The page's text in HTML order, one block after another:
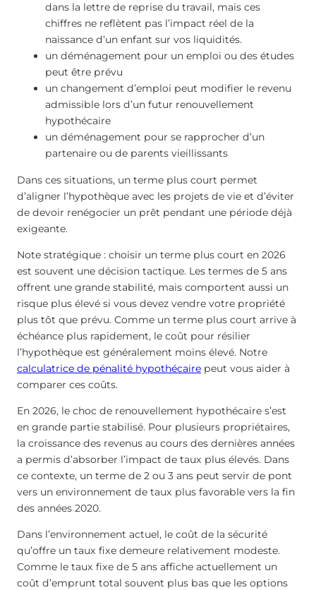
dans la lettre de reprise du travail, mais ces
chiffres ne reflètent pas l’impact réel de la
naissance d’un enfant sur vos liquidités.
un déménagement pour un emploi ou des études
peut être prévu
un changement d’emploi peut modifier le revenu
admissible lors d’un futur renouvellement
hypothécaire
un déménagement pour se rapprocher d’un
partenaire ou de parents vieillissants
Dans ces situations, un terme plus court permet
d’aligner l’hypothèque avec les projets de vie et d’éviter
de devoir renégocier un prêt pendant une période déjà
exigeante.
Note stratégique : choisir un terme plus court en 2026
est souvent une décision tactique. Les termes de 5 ans
offrent une grande stabilité, mais comportent aussi un
risque plus élevé si vous devez vendre votre propriété
plus tôt que prévu. Comme un terme plus court arrive à
échéance plus rapidement, le coût pour résilier
l’hypothèque est généralement moins élevé. Notre
calculatrice de pénalité hypothécaire peut vous aider à
comparer ces coûts.
En 2026, le choc de renouvellement hypothécaire s’est
en grande partie stabilisé. Pour plusieurs propriétaires,
la croissance des revenus au cours des dernières années
a permis d’absorber l’impact de taux plus élevés. Dans
ce contexte, un terme de 2 ou 3 ans peut servir de pont
vers un environnement de taux plus favorable vers la fin
des années 2020.
Dans l’environnement actuel, le coût de la sécurité
qu’offre un taux fixe demeure relativement modeste.
Comme le taux fixe de 5 ans affiche actuellement un
coût d’emprunt total souvent plus bas que les options